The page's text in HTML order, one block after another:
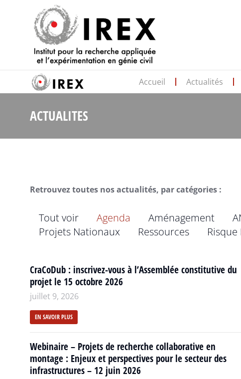
Accueil Actualités
ACTUALITES
Retrouvez toutes nos actualités, par catégories :
Tout voir Agenda Aménagement
Projets Nationaux
Ressources
CraCoDub : inscrivez-vous à l’Assemblée constitutive du
projet le 15 octobre 2026
juillet 9, 2026
EN SAVOIR PLUS
Webinaire – Projets de recherche collaborative en
montage : Enjeux et perspectives pour le secteur des
infrastructures – 12 juin 2026